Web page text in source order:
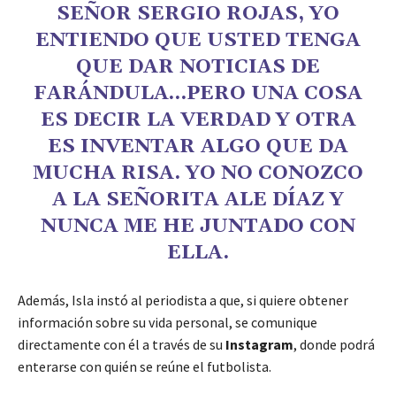
SEÑOR SERGIO ROJAS, YO
ENTIENDO QUE USTED TENGA
QUE DAR NOTICIAS DE
FARÁNDULA…PERO UNA COSA
ES DECIR LA VERDAD Y OTRA
ES INVENTAR ALGO QUE DA
MUCHA RISA. YO NO CONOZCO
A LA SEÑORITA ALE DÍAZ Y
NUNCA ME HE JUNTADO CON
ELLA.
Además, Isla instó al periodista a que, si quiere obtener
información sobre su vida personal, se comunique
directamente con él a través de su Instagram, donde podrá
enterarse con quién se reúne el futbolista.